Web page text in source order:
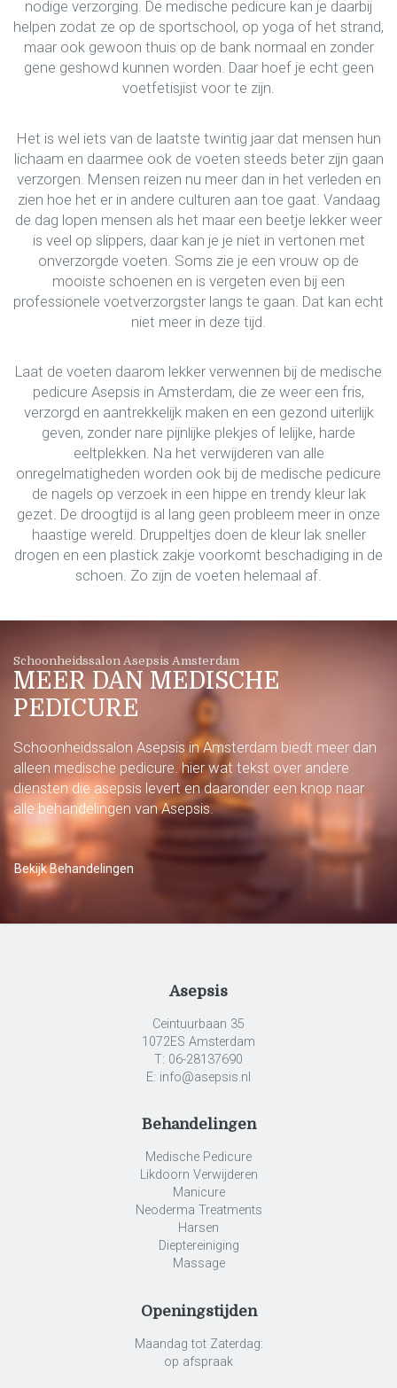
nodige verzorging. De medische pedicure kan je daarbij
helpen zodat ze op de sportschool, op yoga of het strand,
maar ook gewoon thuis op de bank normaal en zonder
gene geshowd kunnen worden. Daar hoef je echt geen
voetfetisjist voor te zijn.
Het is wel iets van de laatste twintig jaar dat mensen hun
lichaam en daarmee ook de voeten steeds beter zijn gaan
verzorgen. Mensen reizen nu meer dan in het verleden en
zien hoe het er in andere culturen aan toe gaat. Vandaag
de dag lopen mensen als het maar een beetje lekker weer
is veel op slippers, daar kan je je niet in vertonen met
onverzorgde voeten. Soms zie je een vrouw op de
mooiste schoenen en is vergeten even bij een
professionele voetverzorgster langs te gaan. Dat kan echt
niet meer in deze tijd.
Laat de voeten daarom lekker verwennen bij de medische
pedicure Asepsis in Amsterdam, die ze weer een fris,
verzorgd en aantrekkelijk maken en een gezond uiterlijk
geven, zonder nare pijnlijke plekjes of lelijke, harde
eeltplekken. Na het verwijderen van alle
onregelmatigheden worden ook bij de medische pedicure
de nagels op verzoek in een hippe en trendy kleur lak
gezet. De droogtijd is al lang geen probleem meer in onze
haastige wereld. Druppeltjes doen de kleur lak sneller
drogen en een plastick zakje voorkomt beschadiging in de
schoen. Zo zijn de voeten helemaal af.
Schoonheidssalon Asepsis Amsterdam
MEER DAN MEDISCHE
PEDICURE
Schoonheidssalon Asepsis in Amsterdam biedt meer dan
alleen medische pedicure. hier wat tekst over andere
diensten die asepsis levert en daaronder een knop naar
alle behandelingen van Asepsis.
Bekijk Behandelingen
Asepsis
Ceintuurbaan 35
1072ES Amsterdam
T: 06-28137690
E: info@asepsis.nl
Behandelingen
Medische Pedicure
Likdoorn Verwijderen
Manicure
Neoderma Treatments
Harsen
Dieptereiniging
Massage
Openingstijden
Maandag tot Zaterdag:
op afspraak